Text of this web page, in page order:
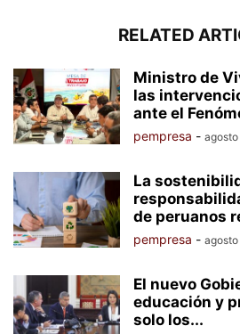
RELATED
Ministro de
las
ante el
pempresa -
La
de peruanos
pempresa -
El nuevo
educación y
solo los...